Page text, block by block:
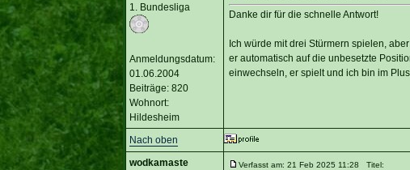
1. Bundesliga
Anmeldungsdatum:
01.06.2004
Beiträge: 820
Wohnort:
Hildesheim
Danke dir für die schnelle Antwort!
Ich würde mit drei Stürmern spielen,
er automatisch auf die unbesetzte
einwechseln, er spielt und ich bin im
Nach oben
wodkamaste
Verfasst am: 21 Feb 2025 11:28 Titel: